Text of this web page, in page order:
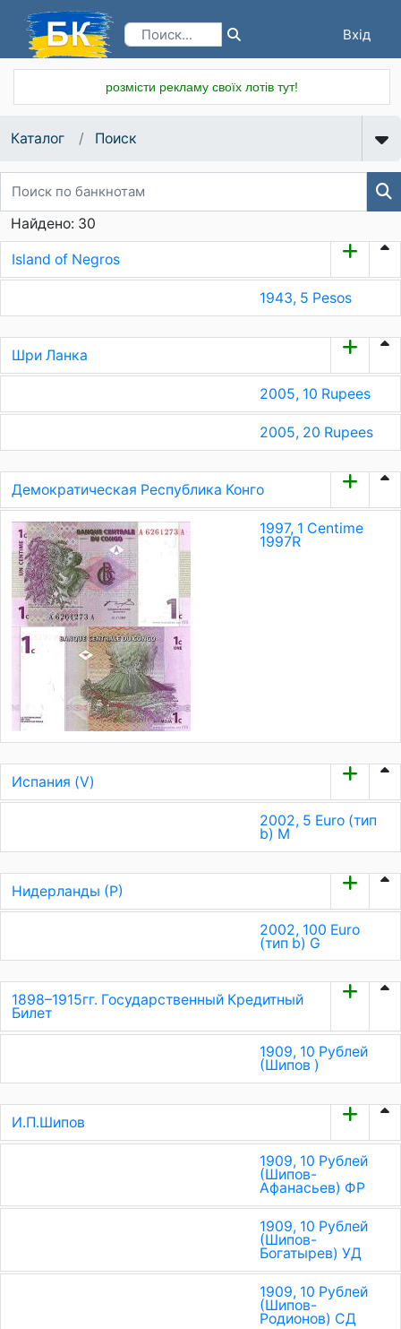
Вхід
розмісти рекламу своїх лотів тут!
Каталог Поиск
Найдено: 30
Island of Negros
1943, 5 Pesos
Шри Ланка
2005, 10 Rupees
2005, 20 Rupees
Демократическая Республика Конго
1997, 1 Centime
1997R
Испания (V)
2002, 5 Euro (тип
b) M
Нидерланды (Р)
2002, 100 Euro
(тип b) G
1898–1915гг. Государственный Кредитный
Билет
1909, 10 Рублей
(Шипов )
И.П.Шипов
1909, 10 Рублей
(Шипов-
Афанасьев) ФР
1909, 10 Рублей
(Шипов-
Богатырев) УД
1909, 10 Рублей
(Шипов-
Родионов) СД